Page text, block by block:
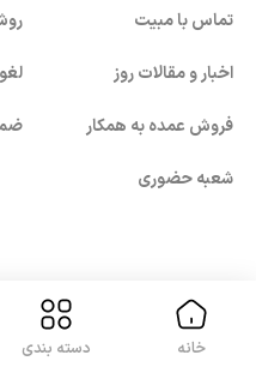
منزل تحویل بگیرند.
تماس با مبیت
اخبار و مقالات روز
فروش عمده به همکار
شعبه حضوری
با ما همراه باشید
خانه دسته بندی